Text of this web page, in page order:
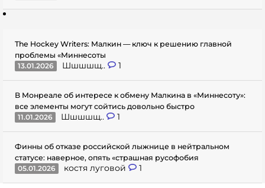
The Hockey Writers: Малкин — ключ к решению главной
проблемы «Миннесоты
13.01.2026
Шшшшщ.. 1
В Монреале об интересе к обмену Малкина в «Миннесоту»:
все элементы могут сойтись довольно быстро
11.01.2026
Шшшшщ.. 1
Финны об отказе российской лыжнице в нейтральном
статусе: наверное, опять «страшная русофобия
05.01.2026
костя луговой 1